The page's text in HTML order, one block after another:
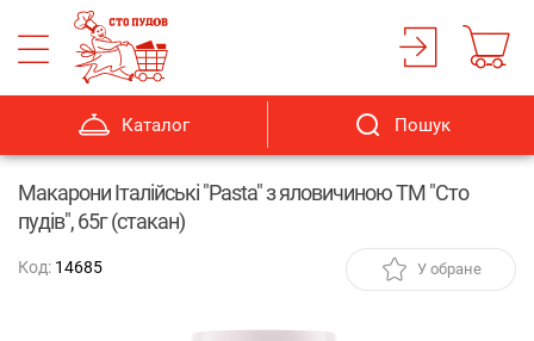
Каталог Пошук
Макарони Італійські "Pasta" з яловичиною ТМ "Сто
пудів", 65г (стакан)
У обране
Код: 14685